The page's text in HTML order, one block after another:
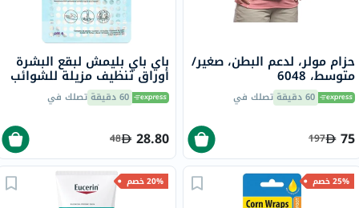
حزام مولر، لدعم البطن، صغير/
متوسط، 6048
60 دقيقة تصلك في
75
197
باي باي بليمش لبقع البشرة
أوراق تنظيف مزيلة للشوائب
50 ورقة 60 دقيقة تصلك في
28.80
48
25% خصم 20% خصم